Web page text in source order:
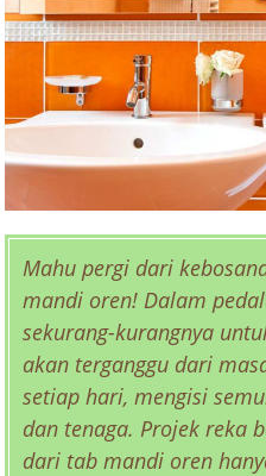
Mahu pergi dari
mandi oren! Dalam
sekurang-kurangnya
akan terganggu dari
setiap hari, mengisi
dan tenaga. Projek reka
dari tab mandi oren